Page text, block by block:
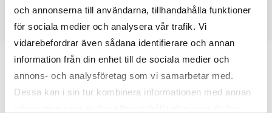
och annonserna till användarna, tillhandahålla funktioner
för sociala medier och analysera vår trafik. Vi
vidarebefordrar även sådana identifierare och annan
information från din enhet till de sociala medier och
annons- och analysföretag som vi samarbetar med.
Dessa kan i sin tur kombinera informationen med annan
Prislista